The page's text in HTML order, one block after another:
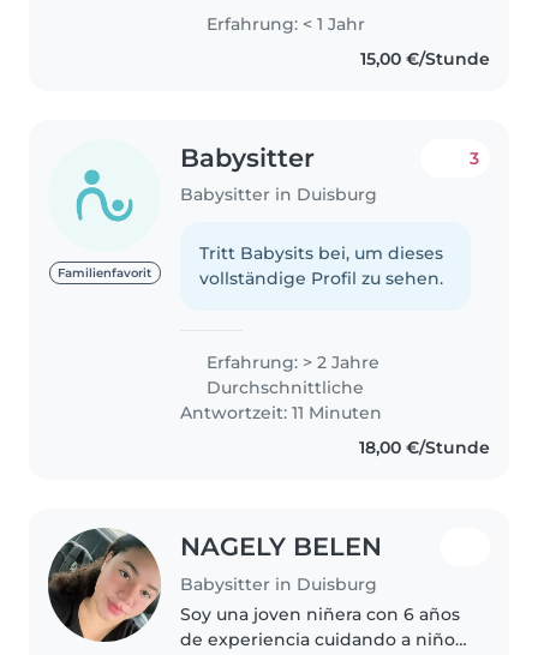
Erfahrung: < 1 Jahr
15,00 €/Stunde
Familienfavorit
Babysitter
Babysitter in Duisburg
3
Tritt Babysits bei, um dieses
vollständige Profil zu sehen.
Erfahrung: > 2 Jahre
Durchschnittliche
Antwortzeit: 11 Minuten
18,00 €/Stunde
NAGELY BELEN
Babysitter in Duisburg
Soy una joven niñera con 6 años
de experiencia cuidando a niños